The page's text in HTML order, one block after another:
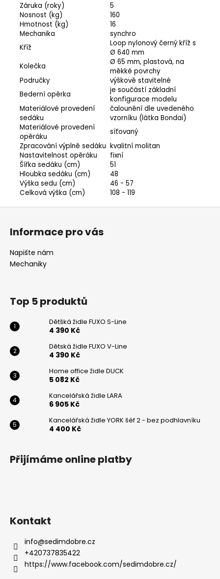
Záruka (roky)
5
Nosnost (kg)
160
Hmotnost (kg)
16
Mechanika
synchro
Kříž
Loop nylonový černý kříž s
Ø 640 mm
Kolečka
Ø 65 mm, plastová, na
měkké povrchy
Područky
výškově stavitelné
Bederní opěrka
je součástí základní
konfigurace modelu
Materiálové provedení
sedáku
čalounění dle uvedeného
vzorníku (látka Bondai)
Materiálové provedení
opěráku
síťovaný
Zpracování výplně sedáku kvalitní molitan
Nastavitelnost opěráku
fixní
Šířka sedáku (cm)
51
Hloubka sedáku (cm)
48
Výška sedu (cm)
46 - 57
Celková výška (cm)
108 - 119
Z
Informace pro vás
Napište nám
Mechaniky
Top 5 produktů
Dětšká židle FUXO S-Line
4 390 Kč
Dětská židle FUXO V-Line
4 390 Kč
Home office židle DUCK
5 082 Kč
Kancelářská židle LARA
6 905 Kč
Kancelářská židle YORK šéf 2 - bez podhlavníku
4 400 Kč
Přijímáme online platby
Kontakt
info@sedimdobre.cz
+420737835422
https://www.facebook.com/sedimdobre.cz/
Powered by chaterimo